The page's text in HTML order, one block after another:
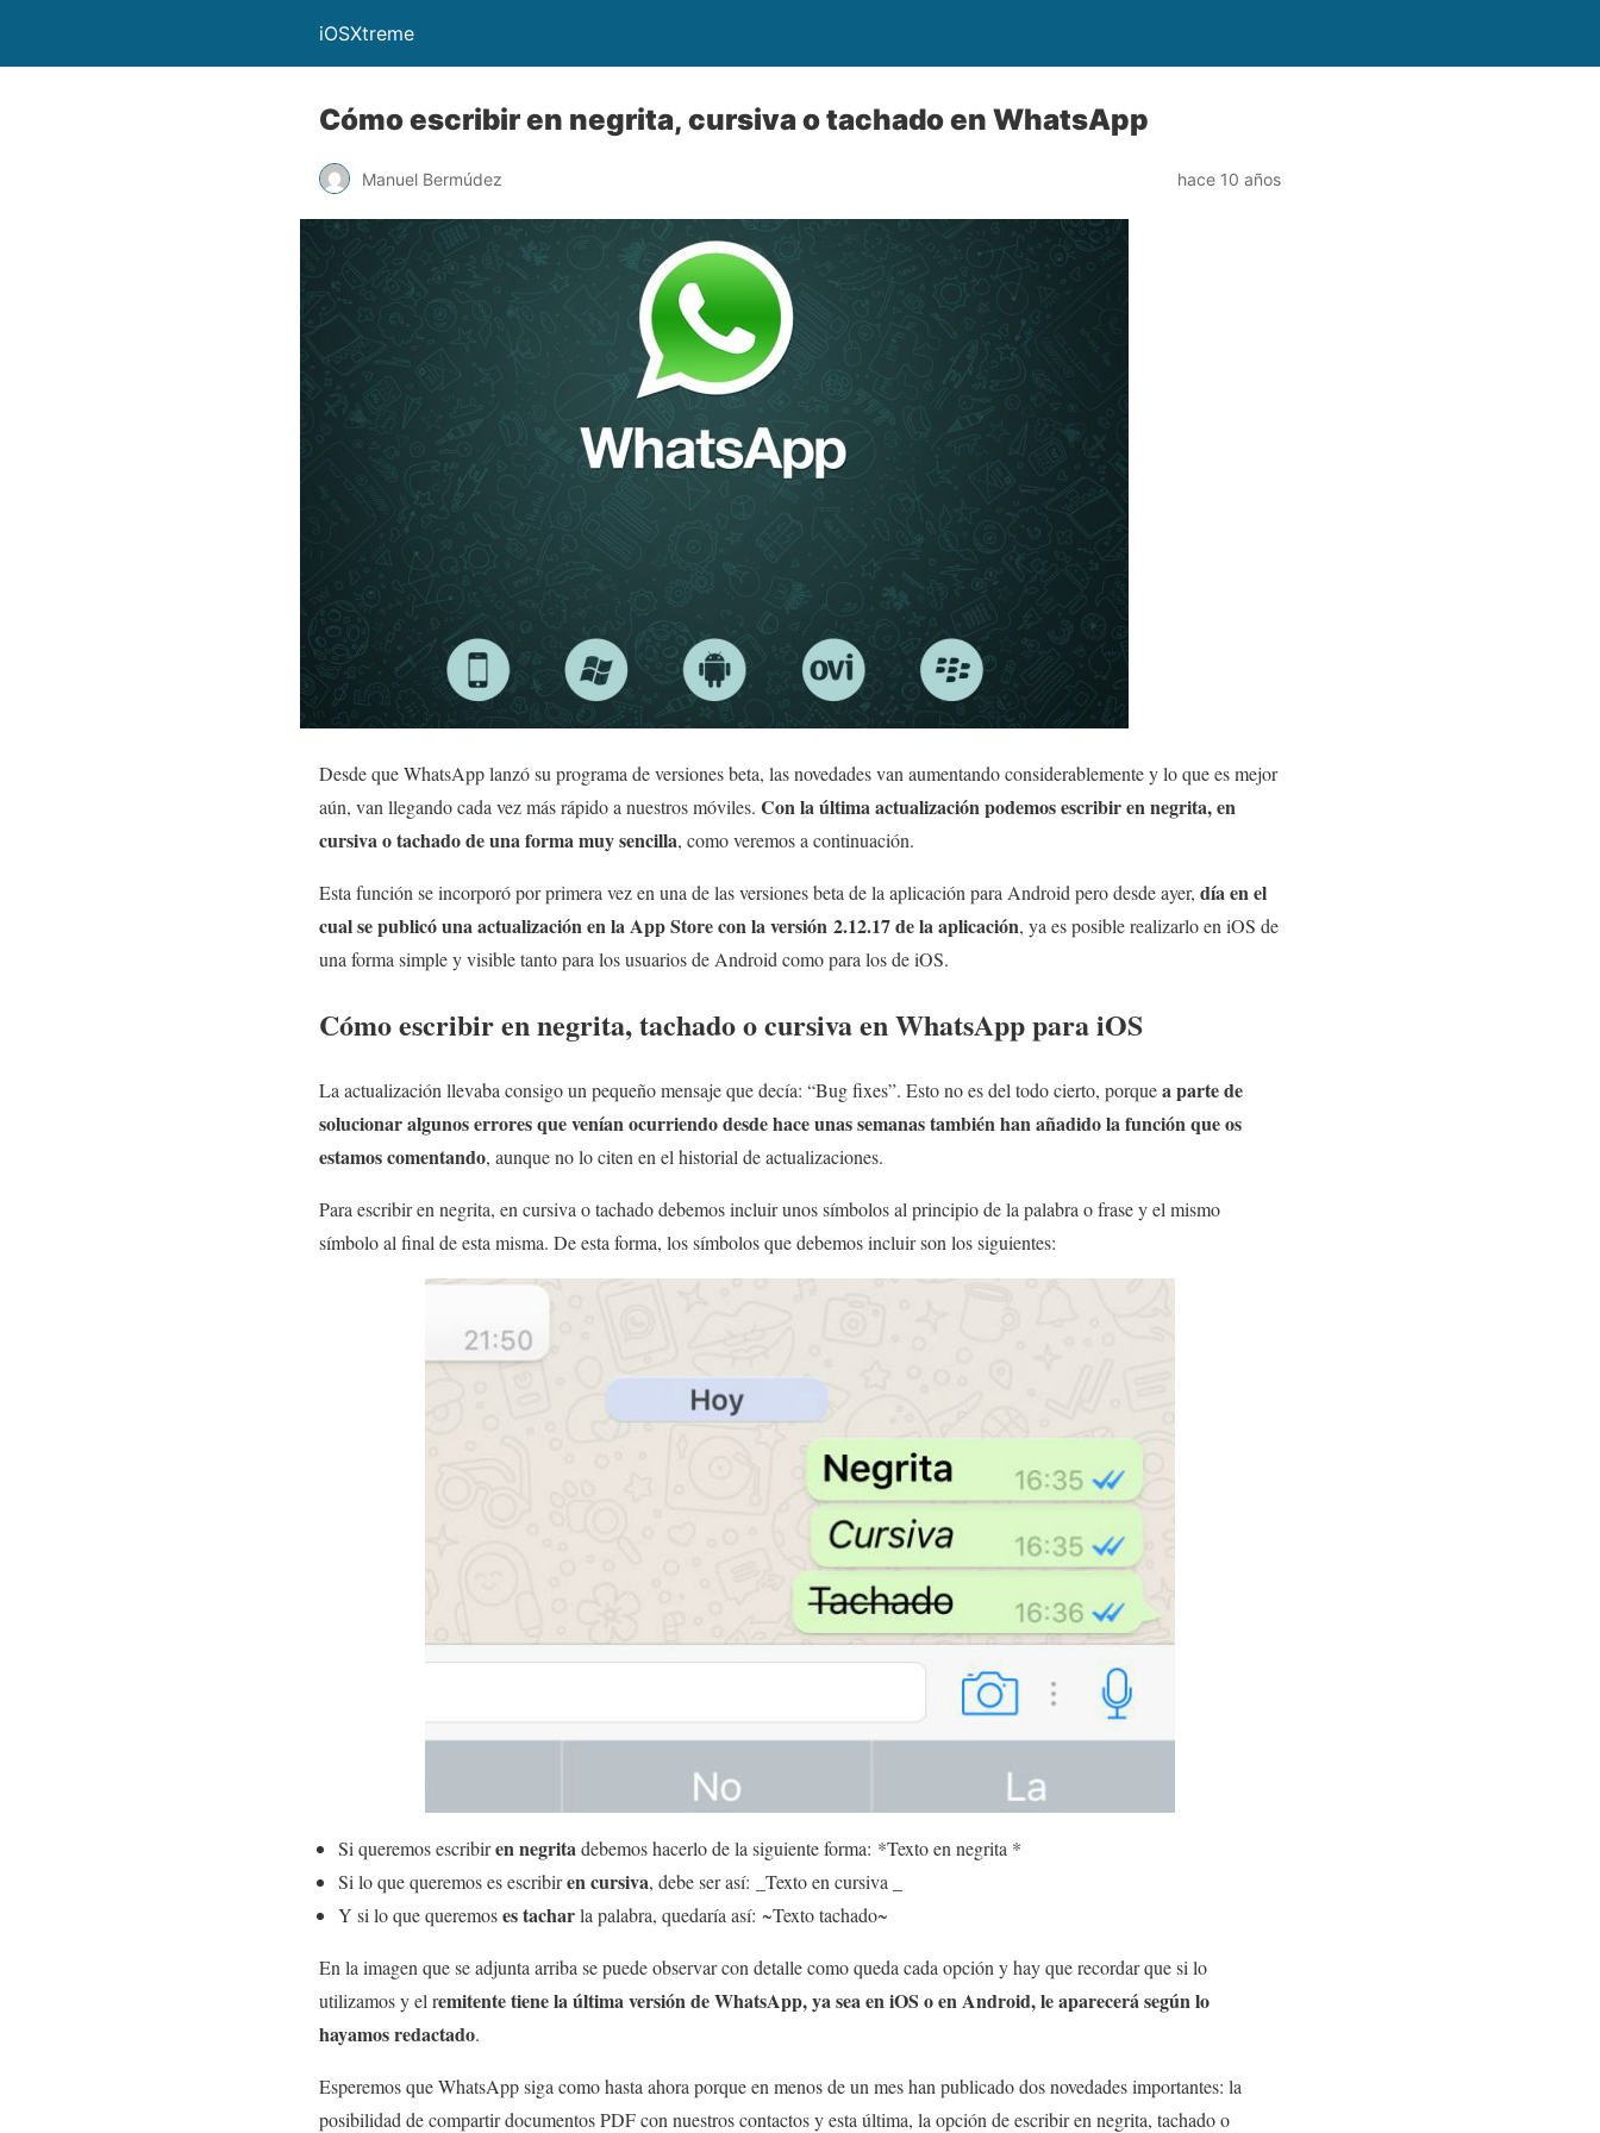
iOSXtreme
Cómo escribir en negrita, cursiva o tachado en WhatsApp
Manuel Bermúdez hace 10 años
Desde que WhatsApp lanzó su programa de versiones beta, las novedades van aumentando considerablemente y lo que es mejor
aún, van llegando cada vez más rápido a nuestros móviles. Con la última actualización podemos escribir en negrita, en
cursiva o tachado de una forma muy sencilla, como veremos a continuación.
Esta función se incorporó por primera vez en una de las versiones beta de la aplicación para Android pero desde ayer, día en el
cual se publicó una actualización en la App Store con la versión 2.12.17 de la aplicación, ya es posible realizarlo en iOS de
una forma simple y visible tanto para los usuarios de Android como para los de iOS.
Cómo escribir en negrita, tachado o cursiva en WhatsApp para iOS
La actualización llevaba consigo un pequeño mensaje que decía: “Bug fixes”. Esto no es del todo cierto, porquea parte de
solucionar algunos errores que venían ocurriendo desde hace unas semanas también han añadido la función que os
estamos comentando, aunque no lo citen en el historial de actualizaciones.
Para escribir en negrita, en cursiva o tachado debemos incluir unos símbolos al principio de la palabra o frase y el mismo
símbolo al final de esta misma. De esta forma, los símbolos que debemos incluir son los siguientes:
Si queremos escribiren negritadebemos hacerlo de la siguiente forma: *Texto en negrita *
Si lo que queremos es escribiren cursiva, debe ser así: _Texto en cursiva _
Y si lo que queremoses tacharla palabra, quedaría así: ~Texto tachado~
En la imagen que se adjunta arriba se puede observar con detalle como queda cada opción y hay que recordar que si lo
utilizamos y el remitente tiene la última versión de WhatsApp, ya sea en iOS o en Android, le aparecerá según lo
hayamos redactado.
Esperemos que WhatsApp siga como hasta ahora porque en menos de un mes han publicado dos novedades importantes: la
posibilidad de compartir documentos PDF con nuestros contactos y esta última, la opción de escribir en negrita, tachado o